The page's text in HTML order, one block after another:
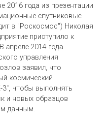
2016 года из презентации
спутниковые
в "Роскосмос") Николая
приступило к
апреле 2014 года
управления
заявил, что
космический
3", чтобы выполнять
и новых образцов
данным.